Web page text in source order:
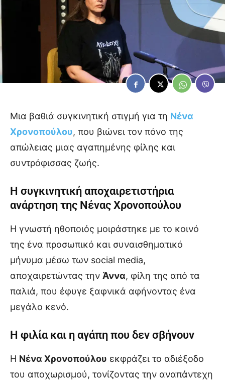
Μια βαθιά συγκινητική στιγμή για τη Νένα
Χρονοπούλου, που βιώνει τον πόνο της
απώλειας μιας αγαπημένης φίλης και
συντρόφισσας ζωής.
Η συγκινητική αποχαιρετιστήρια
ανάρτηση της Νένας Χρονοπούλου
Η γνωστή ηθοποιός μοιράστηκε με το κοινό
της ένα προσωπικό και συναισθηματικό
μήνυμα μέσω των social media,
αποχαιρετώντας την Άννα, φίλη της από τα
παλιά, που έφυγε ξαφνικά αφήνοντας ένα
μεγάλο κενό.
Η φιλία και η αγάπη που δεν σβήνουν
Η Νένα Χρονοπούλου εκφράζει το αδιέξοδο
του αποχωρισμού, τονίζοντας την αναπάντεχη